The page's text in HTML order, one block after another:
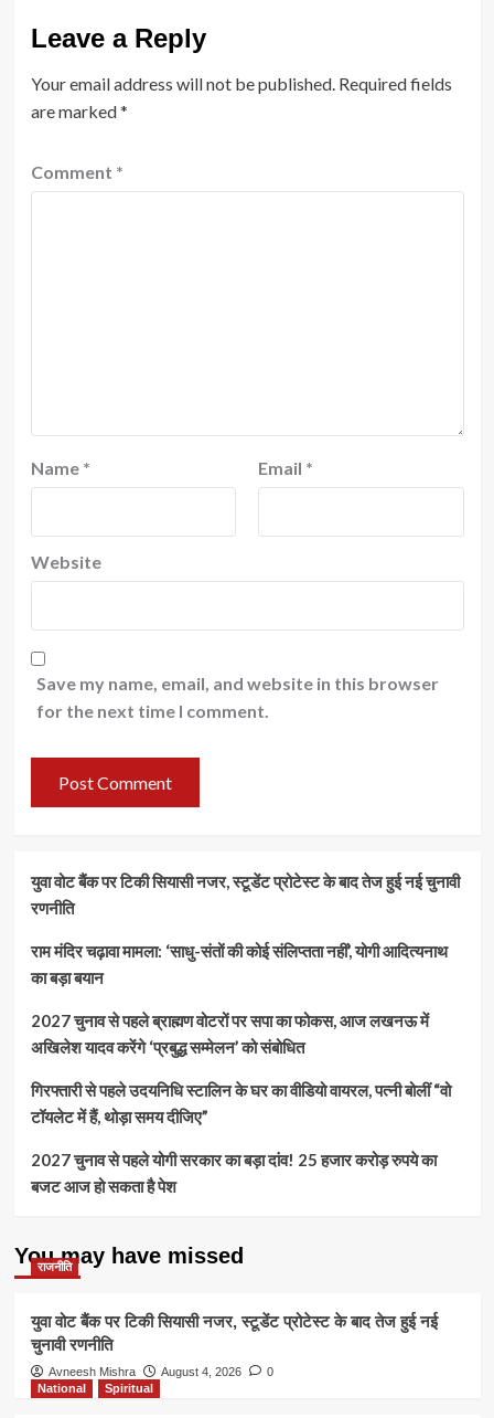
Leave a Reply
Your email address will not be published. Required fields
are marked*
Comment *
Name * Email *
Website
Save my name, email, and website in this browser
for the next time I comment.
युवा वोट बैंक पर टिकी सियासी नजर, स्टूडेंट प्रोटेस्ट के बाद तेज हुई नई चुनावी
रणनीति
राम मंदिर चढ़ावा मामला: ‘साधु-संतों की कोई संलिप्तता नहीं’, योगी आदित्यनाथ
का बड़ा बयान
2027 चुनाव से पहले ब्राह्मण वोटरों पर सपा का फोकस, आज लखनऊ में
अखिलेश यादव करेंगे ‘प्रबुद्ध सम्मेलन’ को संबोधित
गिरफ्तारी से पहले उदयनिधि स्टालिन के घर का वीडियो वायरल, पत्नी बोलीं “वो
टॉयलेट में हैं, थोड़ा समय दीजिए”
2027 चुनाव से पहले योगी सरकार का बड़ा दांव! 25 हजार करोड़ रुपये का
बजट आज हो सकता है पेश
You may have missed
राजनीति
युवा वोट बैंक पर टिकी सियासी नजर, स्टूडेंट प्रोटेस्ट के बाद तेज हुई नई
चुनावी रणनीति
Avneesh Mishra August 4, 2026
0
National
Spiritual